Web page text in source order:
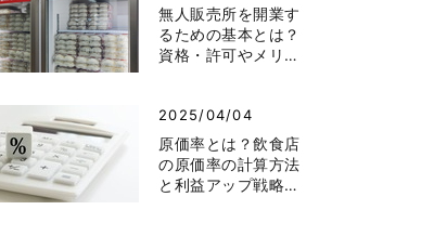
無人販売所を開業す
るための基本とは？
資格・許可やメリ…
2025/04/04
原価率とは？飲食店
の原価率の計算方法
と利益アップ戦略…